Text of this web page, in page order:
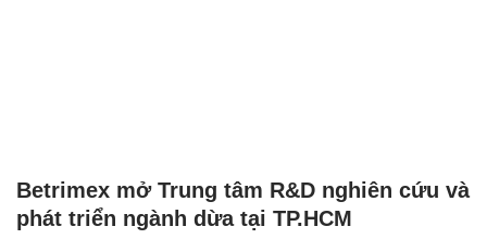
Betrimex mở Trung tâm R&D nghiên cứu và
phát triển ngành dừa tại TP.HCM